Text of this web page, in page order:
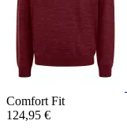
Comfort Fit
124,95 €